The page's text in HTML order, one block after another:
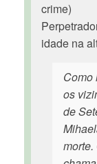
crime)
idade na
Como
os
de